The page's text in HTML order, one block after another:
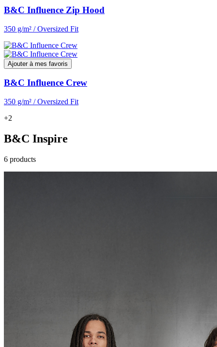
B&C Influence Zip Hood
350 g/m² / Oversized Fit
Ajouter à mes favoris
B&C Influence Crew
350 g/m² / Oversized Fit
+2
B&C Inspire
6 products